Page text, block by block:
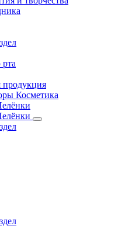
продукция
Косметика